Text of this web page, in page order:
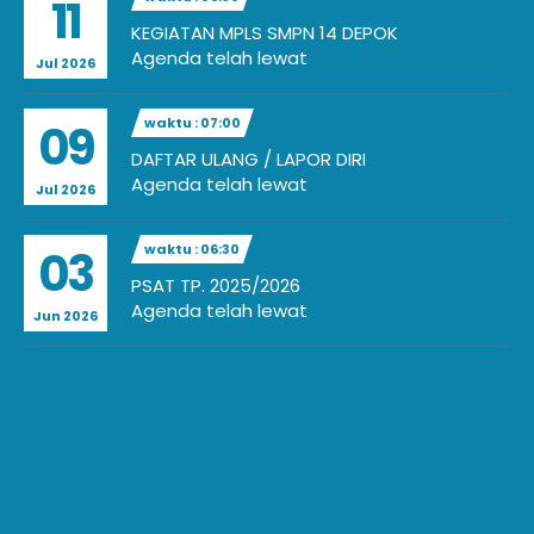
11
Jul 2026
KEGIATAN MPLS SMPN 14 DEPOK
Agenda telah lewat
09
Jul 2026
waktu : 07:00
DAFTAR ULANG / LAPOR DIRI
Agenda telah lewat
03
Jun 2026
waktu : 06:30
PSAT TP. 2025/2026
Agenda telah lewat